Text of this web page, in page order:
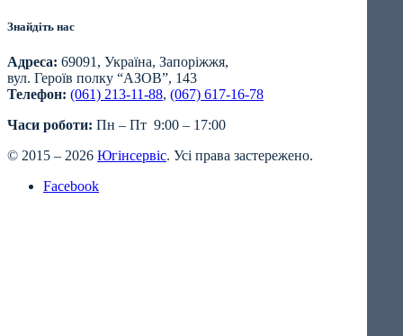
Знайдіть нас
Адреса: 69091, Україна, Запоріжжя,
вул. Героїв полку “АЗОВ”, 143
Телефон: (061) 213-11-88, (067) 617-16-78
Часи роботи: Пн – Пт 9:00 – 17:00
© 2015 – 2026 Югінсервіс. Усі права застережено.
Facebook